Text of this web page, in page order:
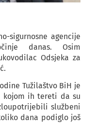
sigurnosne agencije
danas. Osim
Odsjeka za
Tužilaštvo BiH je
kojom ih tereti da su
službeni
dana podiglo još